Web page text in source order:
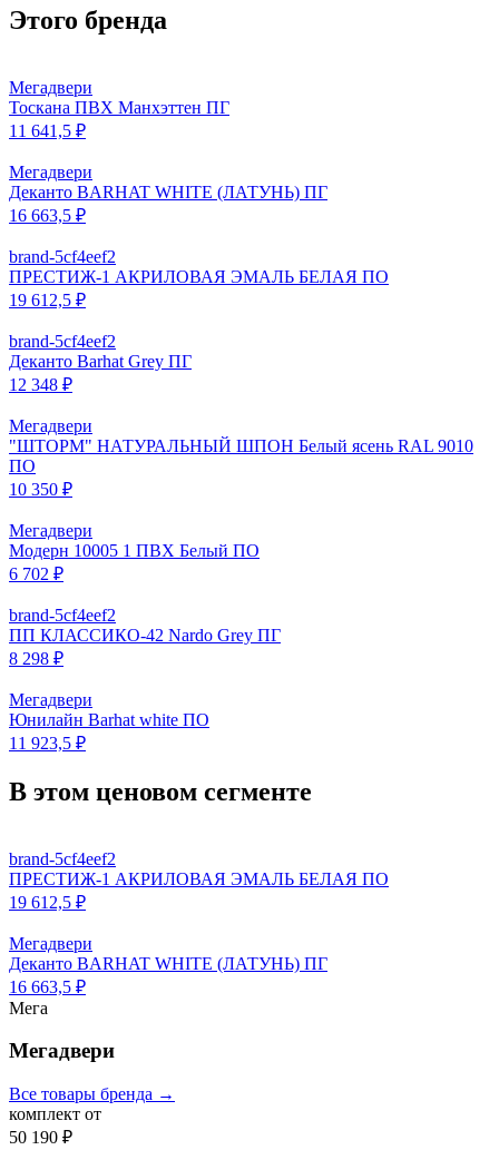
Этого бренда
Мегадвери
Тоскана ПВХ Манхэттен ПГ
11 641,5 ₽
Мегадвери
Деканто BARHAT WHITE (ЛАТУНЬ) ПГ
16 663,5 ₽
brand-5cf4eef2
ПРЕСТИЖ-1 АКРИЛОВАЯ ЭМАЛЬ БЕЛАЯ ПО
19 612,5 ₽
brand-5cf4eef2
Деканто Barhat Grey ПГ
12 348 ₽
Мегадвери
"ШТОРМ" НАТУРАЛЬНЫЙ ШПОН Белый ясень RAL 9010
ПО
10 350 ₽
Мегадвери
Модерн 10005 1 ПВХ Белый ПО
6 702 ₽
brand-5cf4eef2
ПП КЛАССИКО-42 Nardo Grey ПГ
8 298 ₽
Мегадвери
Юнилайн Barhat white ПО
11 923,5 ₽
В этом ценовом сегменте
brand-5cf4eef2
ПРЕСТИЖ-1 АКРИЛОВАЯ ЭМАЛЬ БЕЛАЯ ПО
19 612,5 ₽
Мегадвери
Деканто BARHAT WHITE (ЛАТУНЬ) ПГ
16 663,5 ₽
Мега
Мегадвери
Все товары бренда →
комплект от
50 190 ₽